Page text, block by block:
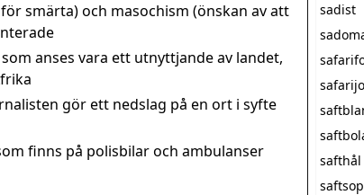
smärta) och masochism (önskan av att
anses vara ett utnyttjande av landet,
gör ett nedslag på en ort i syfte
finns på polisbilar och ambulanser
sadist
safthål